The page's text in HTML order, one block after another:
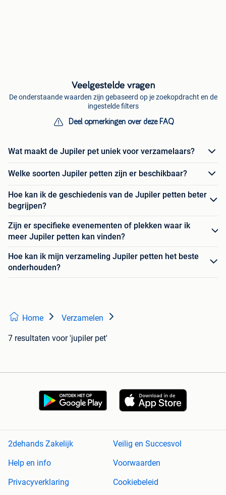
Veelgestelde vragen
De onderstaande waarden zijn gebaseerd op je zoekopdracht en de
ingestelde filters
Deel opmerkingen over deze FAQ
Wat maakt de Jupiler pet uniek voor verzamelaars?
Welke soorten Jupiler petten zijn er beschikbaar?
Hoe kan ik de geschiedenis van de Jupiler petten beter
begrijpen?
Zijn er specifieke evenementen of plekken waar ik
meer Jupiler petten kan vinden?
Hoe kan ik mijn verzameling Jupiler petten het beste
onderhouden?
Home Verzamelen
7 resultaten voor 'jupiler pet'
2dehands Zakelijk
Veilig en Succesvol
Help en info
Voorwaarden
Privacyverklaring
Cookiebeleid